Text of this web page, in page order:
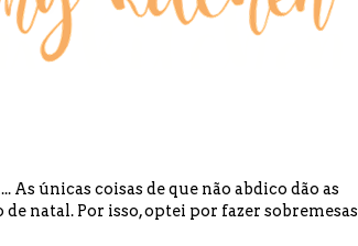
únicas coisas de que não abdico dão as
natal. Por isso, optei por fazer sobremesas